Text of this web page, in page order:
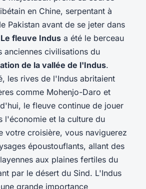
en Chine, serpentant à
Pakistan avant de se jeter dans
Le fleuve Indus a été le berceau
anciennes civilisations du
de la vallée de l'Indus.
les rives de l'Indus abritaient
comme Mohenjo-Daro et
le fleuve continue de jouer
l'économie et la culture du
votre croisière, vous naviguerez
époustouflants, allant des
aux plaines fertiles du
par le désert du Sind. L'Indus
grande importance